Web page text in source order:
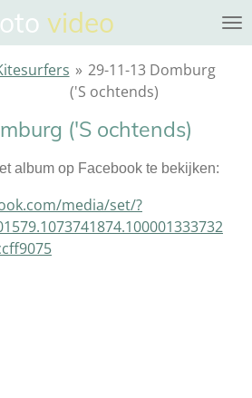
video
» 29-11-13 Domburg
('S ochtends)
('S ochtends)
album op Facebook te bekijken:
media/set/?